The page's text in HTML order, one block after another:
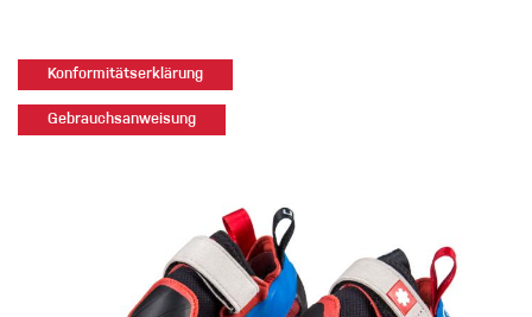
Konformitätserklärung
Gebrauchsanweisung